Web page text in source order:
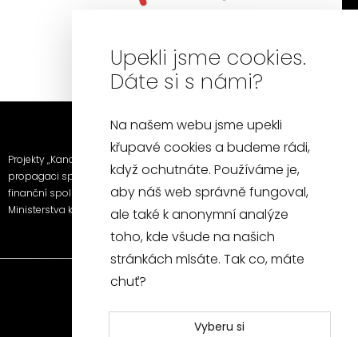
Projekty „Kancelářská židle a křeslo“ a „Fotografie a video k
propagaci společnosti SITUS furniture s.r.o.“ byly realizovány za
finanční spoluúčasti EU prostřednictvím Národního plánu obnovy a
Ministerstva kultury.
Upekli jsme cookies.
Dáte si s námi?
Na našem webu jsme upekli
křupavé cookies a budeme rádi,
když ochutnáte. Používáme je,
aby náš web správně fungoval,
ale také k anonymní analýze
toho, kde všude na našich
stránkách mlsáte. Tak co, máte
chuť?
Vyberu si